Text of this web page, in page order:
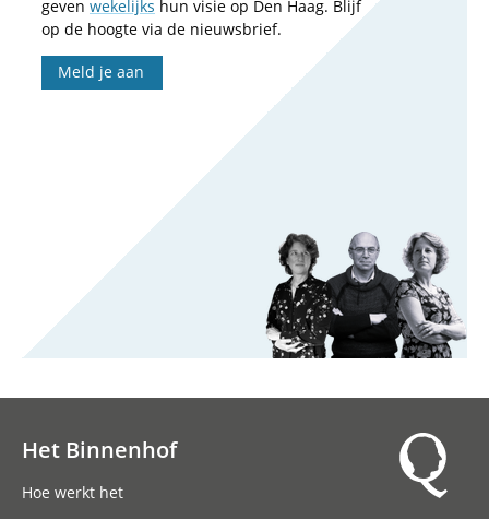
geven wekelijks hun visie op Den Haag. Blijf
op de hoogte via de nieuwsbrief.
Meld je aan
Het Binnenhof
Hoe werkt het